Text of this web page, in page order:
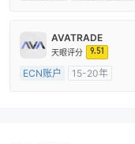
AVATRADE
天眼评分 9.51
ECN账户
15-20年